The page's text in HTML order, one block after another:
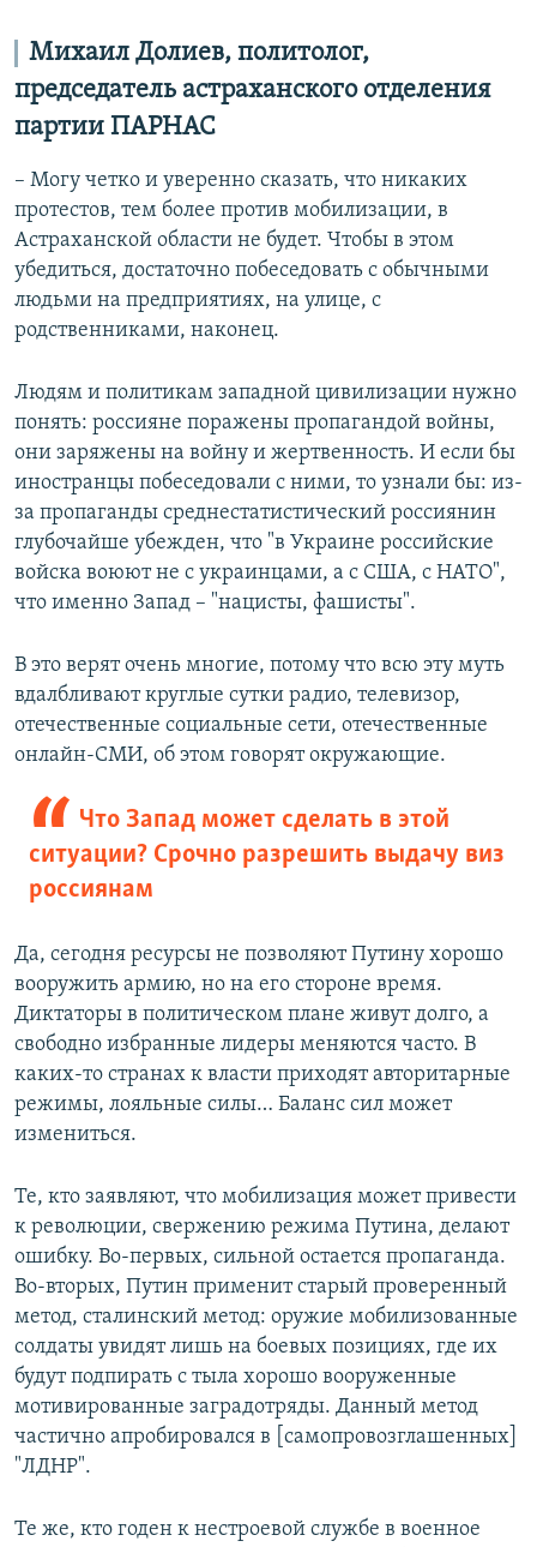
Михаил Долиев, политолог,
председатель астраханского отделения
партии ПАРНАС
– Могу четко и уверенно сказать, что никаких
протестов, тем более против мобилизации, в
Астраханской области не будет. Чтобы в этом
убедиться, достаточно побеседовать с обычными
людьми на предприятиях, на улице, с
родственниками, наконец.
Людям и политикам западной цивилизации нужно
понять: россияне поражены пропагандой войны,
они заряжены на войну и жертвенность. И если бы
иностранцы побеседовали с ними, то узнали бы: из-
за пропаганды среднестатистический россиянин
глубочайше убежден, что "в Украине российские
войска воюют не с украинцами, а с США, с НАТО",
что именно Запад – "нацисты, фашисты".
В это верят очень многие, потому что всю эту муть
вдалбливают круглые сутки радио, телевизор,
отечественные социальные сети, отечественные
онлайн-СМИ, об этом говорят окружающие.
Что Запад может сделать в этой
ситуации? Срочно разрешить выдачу виз
россиянам
Да, сегодня ресурсы не позволяют Путину хорошо
вооружить армию, но на его стороне время.
Диктаторы в политическом плане живут долго, а
свободно избранные лидеры меняются часто. В
каких-то странах к власти приходят авторитарные
режимы, лояльные силы… Баланс сил может
измениться.
Те, кто заявляют, что мобилизация может привести
к революции, свержению режима Путина, делают
ошибку. Во-первых, сильной остается пропаганда.
Во-вторых, Путин применит старый проверенный
метод, сталинский метод: оружие мобилизованные
солдаты увидят лишь на боевых позициях, где их
будут подпирать с тыла хорошо вооруженные
мотивированные заградотряды. Данный метод
частично апробировался в [самопровозглашенных]
"ЛДНР".
Те же, кто годен к нестроевой службе в военное